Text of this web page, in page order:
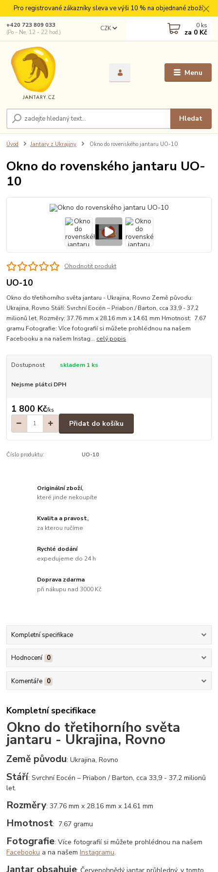
Pro registrované zákazníky sleva ve výši 10 % na objednané zboží.
Menu
CZK
Hledat
+420 723 809 033
(Po - Ne, 12 - 22 hod.)
0 ks
za 0 Kč
Úvod Jantary z Ukrajiny Okno do rovenského jantaru UO-10
Okno do rovenského jantaru UO-
10
Ohodnotit produkt
UO-10
Okno do třetihorního světa jantaru - Ukrajina, Rovno Země původu:
Ukrajina, Rovno Stáří: Svrchní Eocén – Priabon / Barton, cca 33,9 - 37,2
milionů let. Rozměry: 37.76 mm x 28.16 mm x 14.61 mm Hmotnost: 7.67
gramu Fotografie: Více fotografií si můžete prohlédnou na našem
Facebooku a na našem Instag... celý popis
Dostupnost skladem 1 ks
Nejsme plátci DPH
1 800 Kč/ks
Přidat do košíku
Číslo produktu: UO-10
Originální zboží,
které jinde nekoupíte
Kvalita a pravost,
za kterou ručíme
Rychlé dodání
expedujeme do 24 h
Doprava zdarma
při nákupu nad 3000 Kč
Kompletní specifikace
Hodnocení 0
Komentáře 0
Kompletní specifikace
Okno do třetihorního světa
jantaru - Ukrajina, Rovno
Země původu: Ukrajina, Rovno
Stáří: Svrchní Eocén – Priabon / Barton, cca 33,9 - 37,2 milionů
let.
Rozměry: 37.76 mm x 28.16 mm x 14.61 mm
Hmotnost: 7.67 gramu
Fotografie: Více fotografií si můžete prohlédnou na našem
Facebooku a na našemInstagramu.